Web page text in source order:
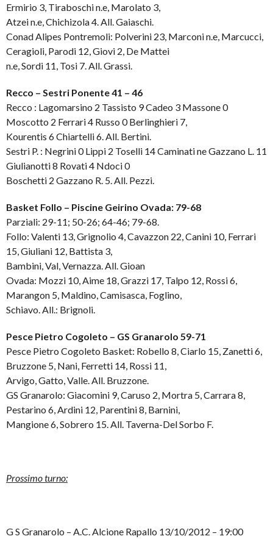
Ermirio 3, Tiraboschi n.e, Marolato 3,
Atzei n.e, Chichizola 4. All. Gaiaschi.
Conad Alipes Pontremoli: Polverini 23, Marconi n.e, Marcucci,
Ceragioli, Parodi 12, Giovi 2, De Mattei
n.e, Sordi 11, Tosi 7. All. Grassi.
Recco – Sestri Ponente 41 – 46
Recco : Lagomarsino 2 Tassisto 9 Cadeo 3 Massone 0
Moscotto 2 Ferrari 4 Russo 0 Berlinghieri 7,
Kourentis 6 Chiartelli 6. All. Bertini.
Sestri P. : Negrini 0 Lippi 2 Toselli 14 Caminati ne Gazzano L. 11
Giulianotti 8 Rovati 4 Ndoci 0
Boschetti 2 Gazzano R. 5. All. Pezzi.
Basket Follo – Piscine Geirino Ovada: 79-68
Parziali: 29-11; 50-26; 64-46; 79-68.
Follo: Valenti 13, Grignolio 4, Cavazzon 22, Canini 10, Ferrari
15, Giuliani 12, Battista 3,
Bambini, Val, Vernazza. All. Gioan
Ovada: Mozzi 10, Aime 18, Grazzi 17, Talpo 12, Rossi 6,
Marangon 5, Maldino, Camisasca, Foglino,
Schiavo. All.: Brignoli.
Pesce Pietro Cogoleto – GS Granarolo 59-71
Pesce Pietro Cogoleto Basket: Robello 8, Ciarlo 15, Zanetti 6,
Bruzzone 5, Nani, Ferretti 14, Rossi 11,
Arvigo, Gatto, Valle. All. Bruzzone.
GS Granarolo: Giacomini 9, Caruso 2, Mortra 5, Carrara 8,
Pestarino 6, Ardini 12, Parentini 8, Barnini,
Mangione 6, Sobrero 15. All. Taverna-Del Sorbo F.
Prossimo turno:
G S Granarolo – A.C. Alcione Rapallo 13/10/2012 – 19:00